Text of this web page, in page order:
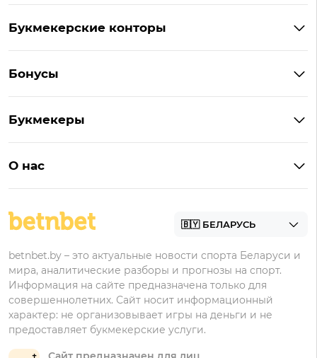
Букмекерские конторы
Букмекеры на Андроид
БК для ставок на киберспорт
Бонусы
Бонус на депозит
Бонусы Бетера
Бонусы Винлайн
Букмекеры
Марафонбет
О нас
betnbet.by – это актуальные новости спорта Беларуси и
мира, аналитические разборы и прогнозы на спорт.
Информация на сайте предназначена только для
совершеннолетних. Сайт носит информационный
характер: не организовывает игры на деньги и не
предоставляет букмекерские услуги.